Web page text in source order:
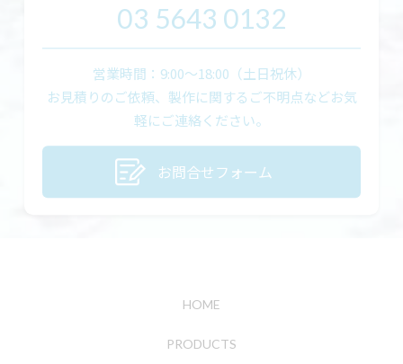
03 5643 0132
営業時間：9:00〜18:00（土日祝休）
お見積りのご依頼、製作に関するご不明点などお気
軽にご連絡ください。
お問合せフォーム
HOME
PRODUCTS